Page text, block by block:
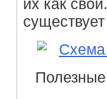
их как